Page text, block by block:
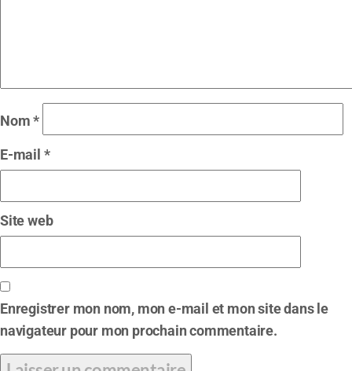
Nom*
E-mail *
Site web
Enregistrer mon nom, mon e-mail et mon site dans le
navigateur pour mon prochain commentaire.